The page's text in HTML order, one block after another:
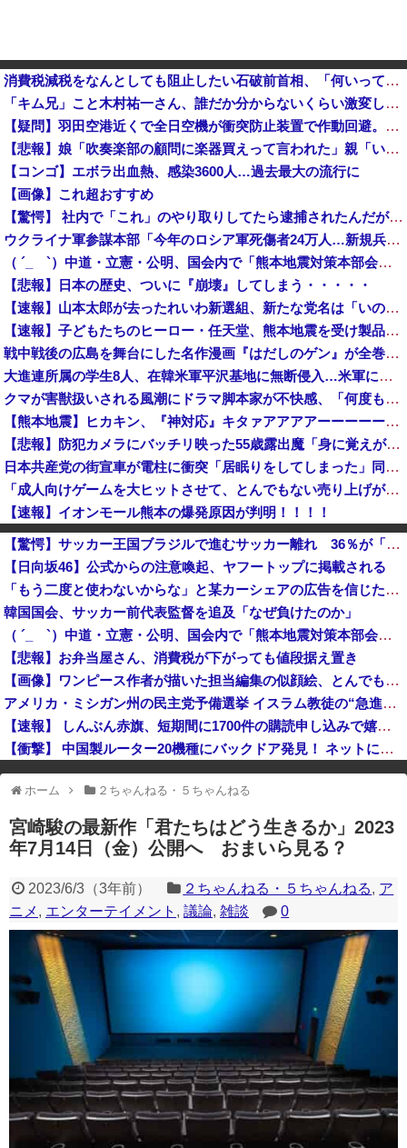
消費税減税をなんとしても阻止したい石破前首相、「何いってんのこいつ」と有権者をドン引きさせるよな屁理屈を……他
「キム兄」こと木村祐一さん、誰だか分からないくらい激変してしまう・・・
【疑問】羽田空港近くで全日空機が衝突防止装置で作動回避。これで「ニアミスではない」ってマジ？
【悲報】娘「吹奏楽部の顧問に楽器買えって言われた」親「いくらなの？」娘「60万」
【コンゴ】エボラ出血熱、感染3600人…過去最大の流行に
【画像】これ超おすすめ
【驚愕】 社内で「これ」のやり取りしてたら逮捕されたんだがｗｗｗｗｗｗｗ
ウクライナ軍参謀本部「今年のロシア軍死傷者24万人…新規兵力の募集規模を上回る」！
（ ´_ゝ`）中道・立憲・公明、国会内で「熊本地震対策本部会議」各省庁からヒアリング・現地から意見聴取「パーティション、人手、宿泊施設の不足や、...
【悲報】日本の歴史、ついに『崩壊』してしまう・・・・・
【速報】山本太郎が去ったれいわ新選組、新たな党名は「いのちの党」 略称「いのち」
【速報】子どもたちのヒーロー・任天堂、熊本地震を受け製品修理は無償対応（災害救助法適用地域） 義援金5000万円寄付
戦中戦後の広島を舞台にした名作漫画『はだしのゲン』が全巻50％オフで買える激安セール開催！！このチャンスを見逃すな！！
大進連所属の学生8人、在韓米軍平沢基地に無断侵入…米軍により身柄拘束！
クマが害獣扱いされる風潮にドラマ脚本家が不快感、「何度もクマに会ったことがあるけど全然怖くなかった」と主張しており……
【熊本地震】ヒカキン、『神対応』キタァアアアアーーーーーーー！！
【悲報】防犯カメラにバッチリ映った55歳露出魔「身に覚えがありません」と容疑を否認。どう言い訳する気だこれ
日本共産党の街宣車が電柱に衝突「居眠りをしてしまった」同乗していた県議を含め男女3人重傷 - 長野県駒ケ根市 [8/6]
「成人向けゲームを大ヒットさせて、とんでもない売り上げが入ったぞー！」→最悪すぎる結果になり、「売り上げ0円だけど、多額の税金を払え」という状況...
【速報】イオンモール熊本の爆発原因が判明！！！！
北朝鮮がロシアに弾道ミサイル40発供与、ミサイル部隊90人派遣開始…さらに80発見通し！
広島県知事ら「核抑止論、根本的におかしい」
【驚愕】サッカー王国ブラジルで進むサッカー離れ 36％が「関心なし」
【日向坂46】公式からの注意喚起、ヤフートップに掲載される
「もう二度と使わないからな」と某カーシェアの広告を信じた人が絶叫、船が遅れたからバスが無くなって困ってたりこの看板が…
韓国国会、サッカー前代表監督を追及「なぜ負けたのか」
（ ´_ゝ`）中道・立憲・公明、国会内で「熊本地震対策本部会議」各省庁からヒアリング・現地から意見聴取「パーティション、人手、宿泊施設の不足や、外国人実習生の方々にも対応してほしい」今日の午後、政府に要望書を提出
【悲報】お弁当屋さん、消費税が下がっても値段据え置き
【画像】ワンピース作者が描いた担当編集の似顔絵、とんでもないことが書かれるｗｗｗｗ
アメリカ・ミシガン州の民主党予備選挙 イスラム教徒の“急進左派”候補が勝利確実に⋯トランプ氏は批判
【速報】 しんぶん赤旗、短期間に1700件の購読申し込みで嬉し泣き→「うそでーす」虚偽申し込みと判明→ 共産党が刑事告訴「厳重な処罰を求める」
【衝撃】 中国製ルーター20機種にバックドア発見！ ネットに繋ぐだけで35秒ごとに中国のサーバーと通信
※アドブロック等の広告非表示プラグインやアドオンを利用している場合、
一部のコンテンツが表示されなくなったり、サイト全体のレイアウトが崩れ
たりする場合があります。
ホーム ２ちゃんねる・５ちゃんねる
宮崎駿の最新作「君たちはどう生きるか」2023
年7月14日（金）公開へ おまいら見る？
2023/6/3（3年前） ２ちゃんねる・５ちゃんねる, ア
ニメ , エンターテイメント , 議論, 雑談 0